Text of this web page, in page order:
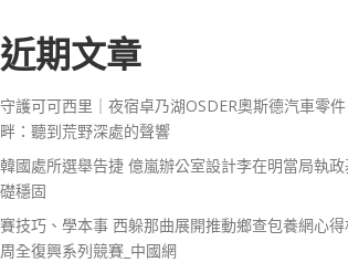
近期文章
守護可可西里｜夜宿卓乃湖OSDER奧斯德汽車零件
畔：聽到荒野深處的聲響
韓國處所選舉告捷 億嵐辦公室設計李在明當局執
礎穩固
賽技巧、學本事 西躲那曲展開推動鄉查包養網心
周全復興系列競賽_中國網